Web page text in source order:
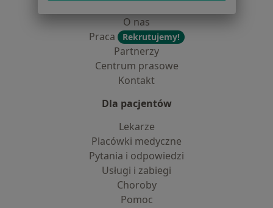
O nas
Praca
Rekrutujemy!
Partnerzy
Centrum prasowe
Kontakt
Dla pacjentów
Lekarze
Placówki medyczne
Pytania i odpowiedzi
Usługi i zabiegi
Choroby
Pomoc